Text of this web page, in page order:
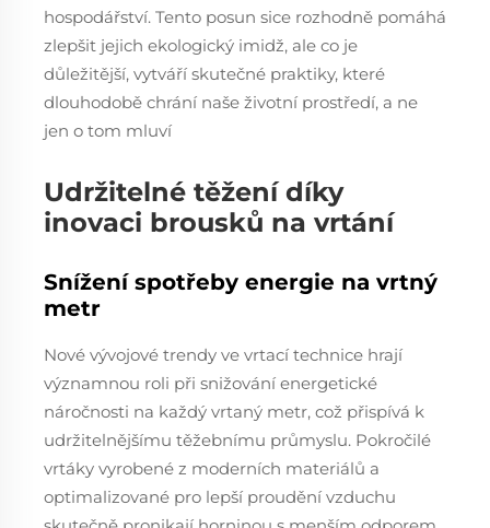
hospodářství. Tento posun sice rozhodně pomáhá
zlepšit jejich ekologický imidž, ale co je
důležitější, vytváří skutečné praktiky, které
dlouhodobě chrání naše životní prostředí, a ne
jen o tom mluví
Udržitelné těžení díky
inovaci brousků na vrtání
Snížení spotřeby energie na vrtný
metr
Nové vývojové trendy ve vrtací technice hrají
významnou roli při snižování energetické
náročnosti na každý vrtaný metr, což přispívá k
udržitelnějšímu těžebnímu průmyslu. Pokročilé
vrtáky vyrobené z moderních materiálů a
optimalizované pro lepší proudění vzduchu